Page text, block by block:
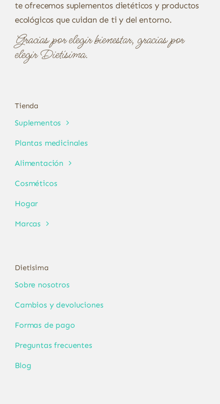
te ofrecemos suplementos dietéticos y productos
ecológicos que cuidan de ti y del entorno.
Gracias por elegir bienestar, gracias por
elegir Dietísima.
Tienda
Suplementos
Plantas medicinales
Alimentación
Cosméticos
Hogar
Marcas
Dietisima
Sobre nosotros
Cambios y devoluciones
Formas de pago
Preguntas frecuentes
Blog